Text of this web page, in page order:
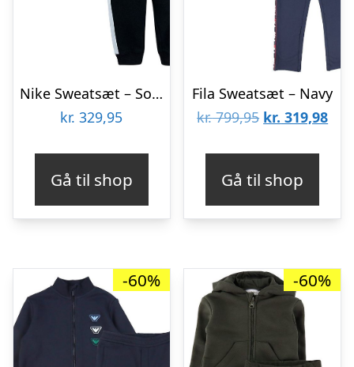
Nike Sweatsæt – Sort/Hvid
kr. 329,95
Gå til shop
Fila Sweatsæt – Navy
kr.799,95 Den
var:
kr. 799,95.
kr. 319,98Den
kr.
Gå til shop
-60% -60%